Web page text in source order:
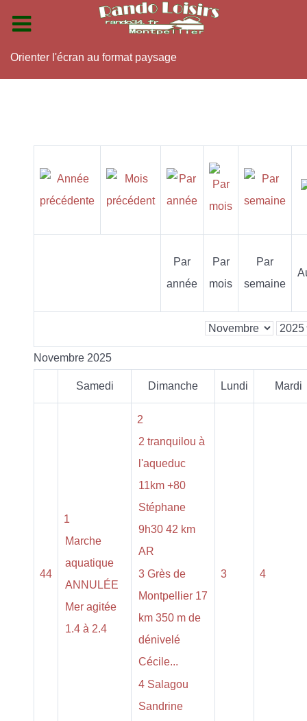
Orienter l'écran au format paysage
Par
année
Par
mois
Par
semaine
Novembre 2025
Samedi Dimanche Lundi Mardi
44
1
Marche
aquatique
ANNULÉE
Mer agitée
1.4 à 2.4
2
2 tranquilou à
l'aqueduc
11km +80
Stéphane
9h30 42 km
AR
3 Grès de
Montpellier 17
km 350 m de
dénivelé
Cécile...
4 Salagou
Sandrine
3 4